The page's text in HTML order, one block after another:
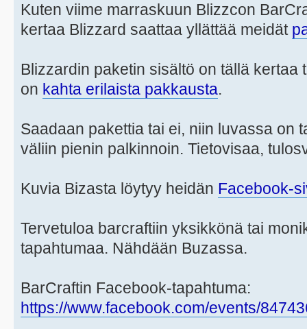
Kuten viime marraskuun Blizzcon
kertaa Blizzard saattaa yllättää meidät
Blizzardin paketin sisältö on tällä kertaa
on kahta erilaista pakkausta.
Saadaan pakettia tai ei, niin luvassa on
väliin pienin palkinnoin. Tietovisaa,
Kuvia Bizasta löytyy heidän Facebook-
Tervetuloa barcraftiin yksikkönä tai
tapahtumaa. Nähdään Buzassa.
BarCraftin Facebook-tapahtuma:
https://www.facebook.com/events/